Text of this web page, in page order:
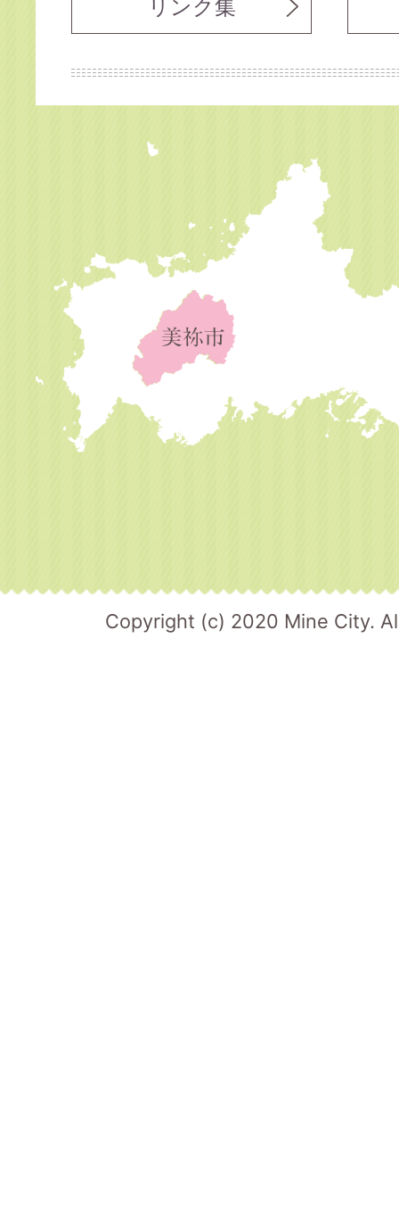
リンク集
Copyright (c) 2020 Mine City.